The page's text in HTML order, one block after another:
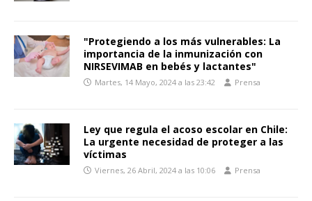
"Protegiendo a los más vulnerables: La
importancia de la inmunización con
NIRSEVIMAB en bebés y lactantes"
Martes, 14 Mayo, 2024 a las 23:42 Prensa
Ley que regula el acoso escolar en Chile:
La urgente necesidad de proteger a las
víctimas
Viernes, 26 Abril, 2024 a las 10:06 Prensa